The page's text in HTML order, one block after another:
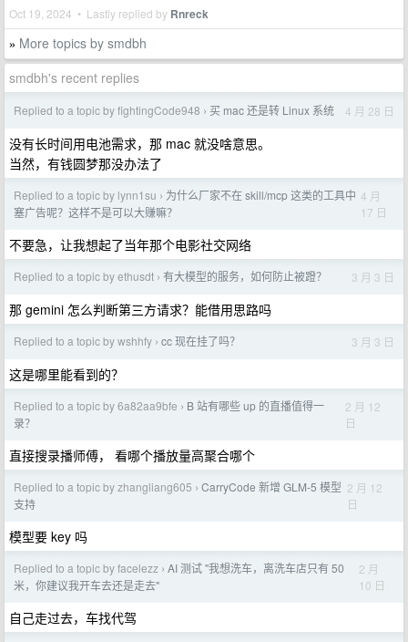
Oct 19, 2024 • Lastly replied by Rnreck
» More topics by smdbh
smdbh's recent replies
Replied to a topic by fightingCode948 › 买 mac 还是转 Linux 系统 4 月 28 日
没有长时间用电池需求，那 mac 就没啥意思。
当然，有钱圆梦那没办法了
Replied to a topic by lynn1su › 为什么厂家不在 skill/mcp 这类的工具中
塞广告呢？这样不是可以大赚嘛？
4 月
17 日
不要急，让我想起了当年那个电影社交网络
Replied to a topic by ethusdt › 有大模型的服务，如何防止被蹬？ 3 月 3 日
那 gemini 怎么判断第三方请求？能借用思路吗
Replied to a topic by wshhfy › cc 现在挂了吗？ 3 月 3 日
这是哪里能看到的？
Replied to a topic by 6a82aa9bfe › B 站有哪些 up 的直播值得一
录？
2 月 12
日
直接搜录播师傅， 看哪个播放量高聚合哪个
Replied to a topic by zhangliang605 › CarryCode 新增 GLM-5 模型
支持
2 月 12
日
模型要 key 吗
Replied to a topic by facelezz › AI 测试 "我想洗车，离洗车店只有 50
米，你建议我开车去还是走去"
2 月
10 日
自己走过去，车找代驾